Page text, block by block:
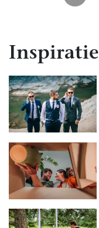
Inspiratie